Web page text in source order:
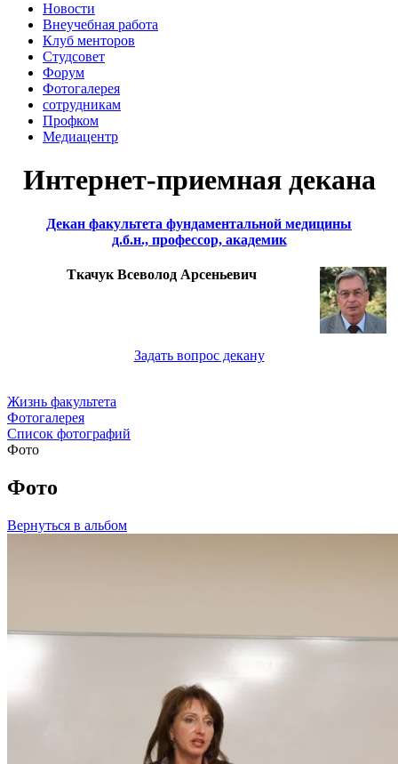
Новости
Внеучебная работа
Клуб менторов
Студсовет
Форум
Фотогалерея
сотрудникам
Профком
Медиацентр
Интернет-приемная декана
Декан факультета фундаментальной медицины
д.б.н., профессор, академик
Ткачук Всеволод Арсеньевич
Задать вопрос декану
Жизнь факультета
Фотогалерея
Список фотографий
Фото
Фото
Вернуться в альбом